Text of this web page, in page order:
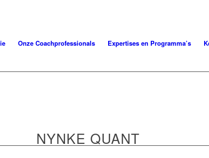
Onze Coachprofessionals Expertises en Programma’s
NYNKE QUANT